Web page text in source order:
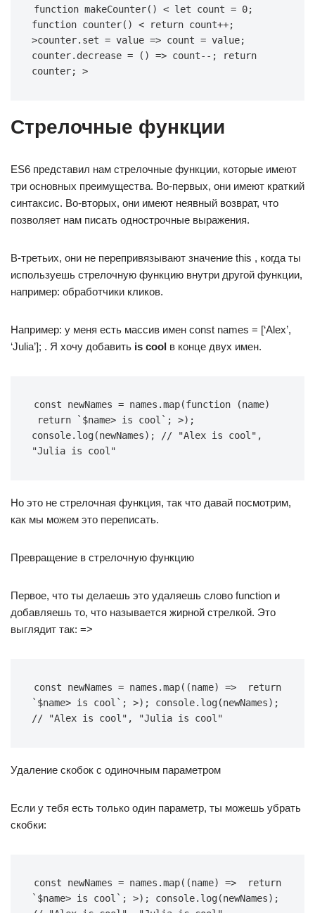
function makeCounter() < let count = 0;
function counter() < return count++;
>counter.set = value => count = value;
counter.decrease = () => count--; return
counter; >
Стрелочные функции
ES6 представил нам стрелочные функции, которые имеют
три основных преимущества. Во-первых, они имеют краткий
синтаксис. Во-вторых, они имеют неявный возврат, что
позволяет нам писать однострочные выражения.
В-третьих, они не перепривязывают значение this , когда ты
используешь стрелочную функцию внутри другой функции,
например: обработчики кликов.
Например: у меня есть массив имен const names = [‘Alex’,
‘Julia’]; . Я хочу добавить is cool в конце двух имен.
const newNames = names .map(function (name)
return
` $name> is cool ` ; >) ;
console. log(newNames) ;
// "Alex is cool",
"Julia is cool"
Но это не стрелочная функция, так что давай посмотрим,
как мы можем это переписать.
Превращение в стрелочную функцию
Первое, что ты делаешь это удаляешь слово function и
добавляешь то, что называется жирной стрелкой. Это
выглядит так: =>
const newNames = names .map( (name) =>
return
` $name> is cool ` ; >) ; console. log(newNames) ;
// "Alex is cool", "Julia is cool"
Удаление скобок с одиночным параметром
Если у тебя есть только один параметр, ты можешь убрать
скобки:
const newNames = names .map( (name) =>
return
` $name> is cool ` ; >) ; console. log(newNames) ;